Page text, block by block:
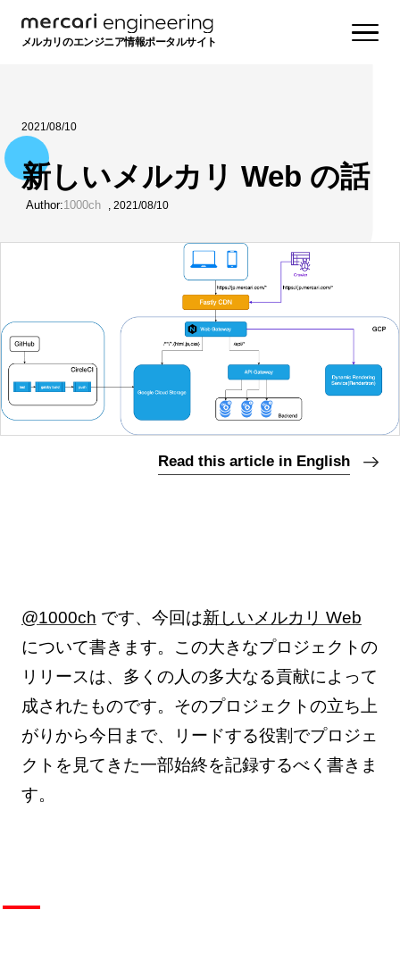
メルカリのエンジニア情報ポータルサイト
2021/08/10
新しいメルカリ Web の話
Author:1000ch , 2021/08/10
Read this article in English
@1000ch です、今回は新しいメルカリ Web
について書きます。この大きなプロジェクトの
リリースは、多くの人の多大なる貢献によって
成されたものです。そのプロジェクトの立ち上
がりから今日まで、リードする役割でプロジェ
クトを見てきた一部始終を記録するべく書きま
す。